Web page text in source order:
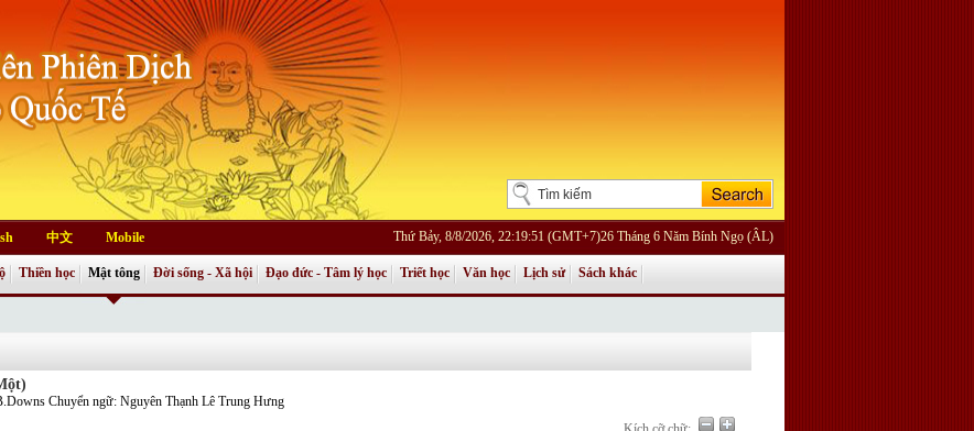
中文 Mobile Thứ Bảy, 8/8/2026, 22:19:51 (GMT+7)26 Tháng 6 Năm Bính Ngọ (ÂL)
Thiền học Mật tông Đời sống - Xã hội Đạo đức - Tâm lý học Triết học Văn học Lịch sử Sách khác
Chuyển ngữ: Nguyên Thạnh Lê Trung Hưng